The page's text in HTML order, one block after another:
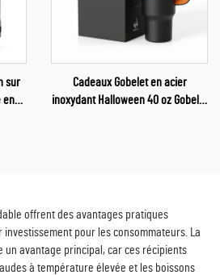
sur
en
Cadeaux Gobelet en acier
inoxydant Halloween 40 oz Gobelet
offrent des avantages pratiques
pour les consommateurs. La
avantage principal, car ces récipients
à température élevée et les boissons